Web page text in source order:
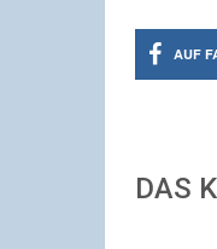
AUF
DAS